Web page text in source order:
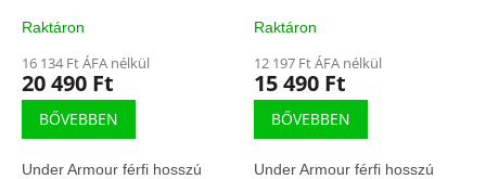
Raktáron
16 134 Ft ÁFA nélkül
20 490 Ft
BŐVEBBEN
Under Armour férfi hosszú
090 (75626/S)
Raktáron
12 197 Ft ÁFA nélkül
15 490 Ft
BŐVEBBEN
Under Armour férfi hosszú